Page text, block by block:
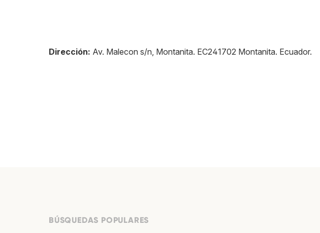
Dirección: Av. Malecon s/n, Montanita. EC241702 Montanita. Ecuador.
BÚSQUEDAS POPULARES